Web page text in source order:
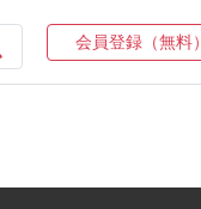
会員登録（無料）